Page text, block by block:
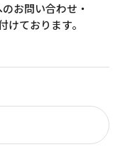
お問い合わせ・
けております。